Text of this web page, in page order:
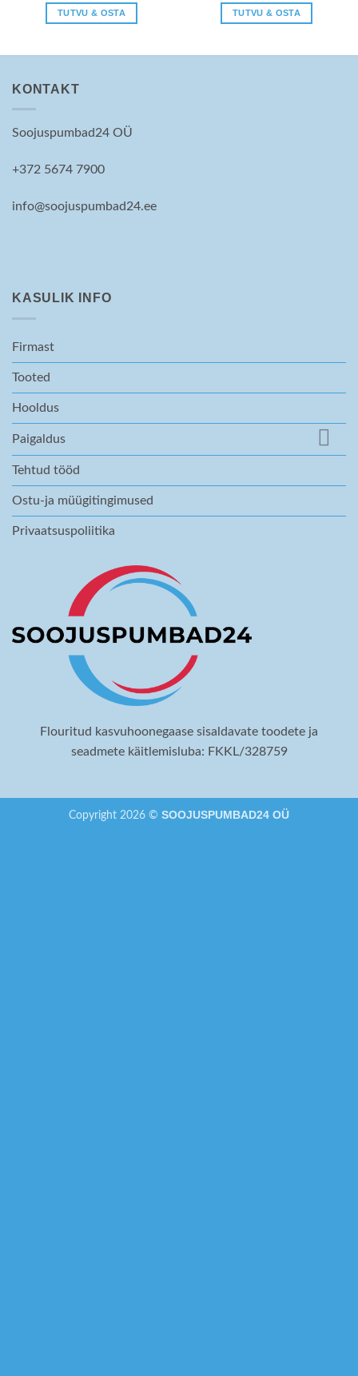
TUTVU & OSTA TUTVU & OSTA
KONTAKT
Soojuspumbad24 OÜ
+372 5674 7900
info@soojuspumbad24.ee
KASULIK INFO
Firmast
Tooted
Hooldus
Paigaldus
Tehtud tööd
Ostu-ja müügitingimused
Privaatsuspoliitika
Flouritud kasvuhoonegaase sisaldavate toodete ja
seadmete käitlemisluba: FKKL/328759
Copyright 2026 © SOOJUSPUMBAD24 OÜ